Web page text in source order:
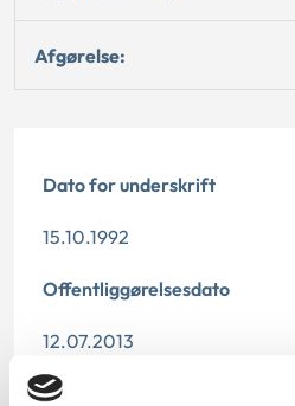
Afgørelse:
Dato for underskrift
15.10.1992
Offentliggørelsesdato
12.07.2013
Paragraf